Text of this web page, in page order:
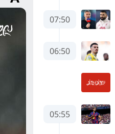
07:50
06:50
05:55